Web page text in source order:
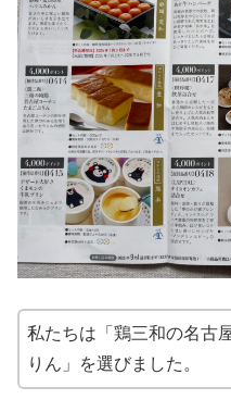
私たちは「鶏三和の名古
りん」を選びました。